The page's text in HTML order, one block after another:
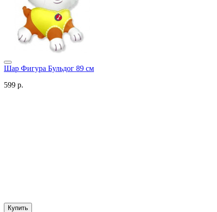
Шар Фигура Бульдог 89 см
599 р.
Купить